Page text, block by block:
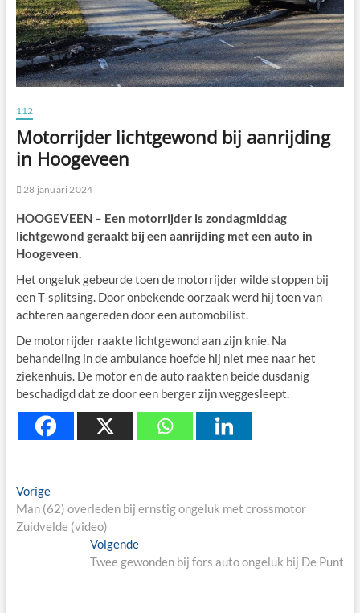
112
Motorrijder lichtgewond bij aanrijding
in Hoogeveen
28 januari 2024
HOOGEVEEN – Een motorrijder is zondagmiddag
lichtgewond geraakt bij een aanrijding met een auto in
Hoogeveen.
Het ongeluk gebeurde toen de motorrijder wilde stoppen bij
een T-splitsing. Door onbekende oorzaak werd hij toen van
achteren aangereden door een automobilist.
De motorrijder raakte lichtgewond aan zijn knie. Na
behandeling in de ambulance hoefde hij niet mee naar het
ziekenhuis. De motor en de auto raakten beide dusdanig
beschadigd dat ze door een berger zijn weggesleept.
Berichtnavigatie
VorigePrevious
post:
Man (62) overleden bij ernstig ongeluk met crossmotor
Zuidvelde (video)
VolgendeNext
post:
Twee gewonden bij fors auto ongeluk bij De Punt